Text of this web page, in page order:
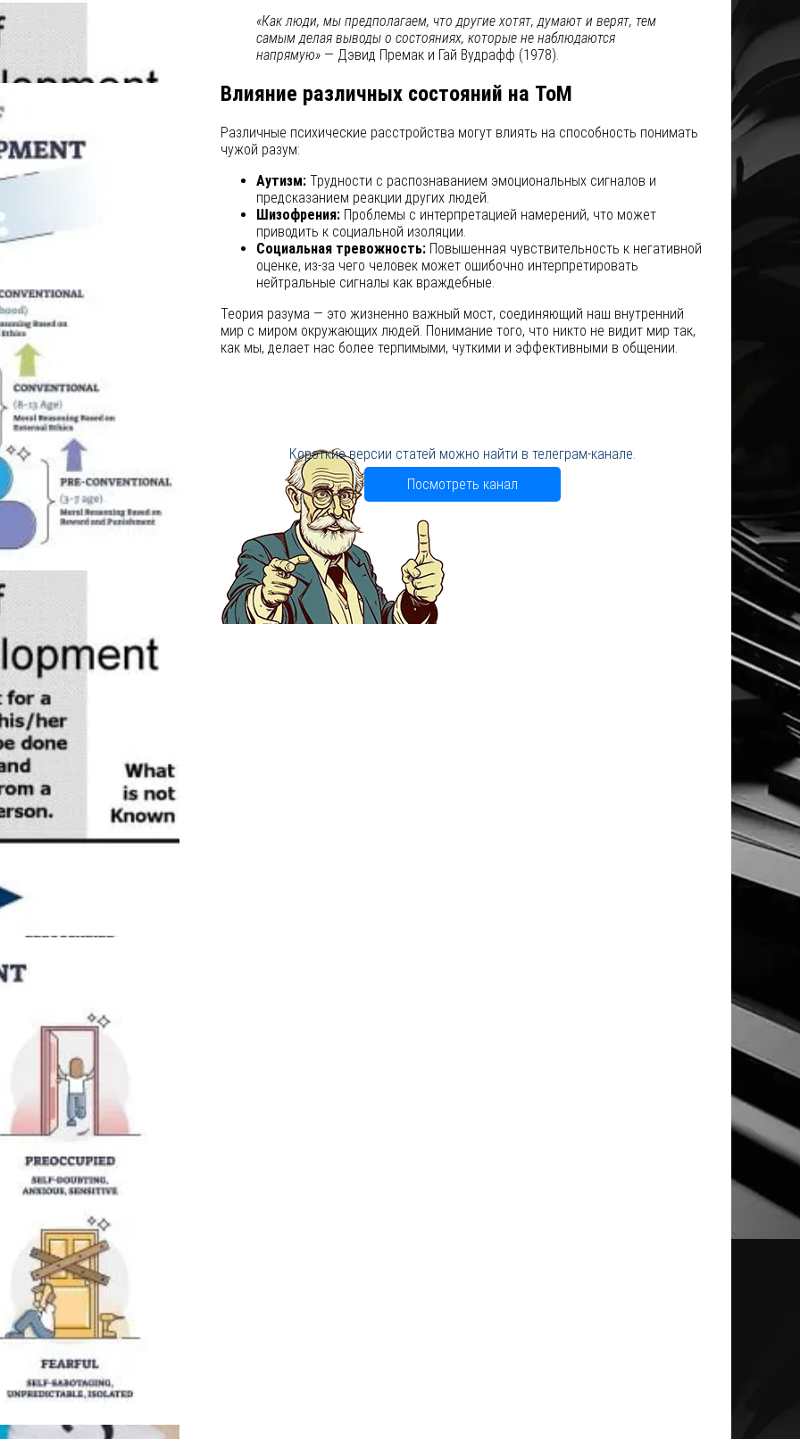
«Как люди, мы предполагаем, что другие хотят, думают и верят, тем
самым делая выводы о состояниях, которые не наблюдаются
напрямую»— Дэвид Премак и Гай Вудрафф (1978).
Влияние различных состояний на ToM
Различные психические расстройства могут влиять на способность понимать
чужой разум:
Аутизм:Трудности с распознаванием эмоциональных сигналов и
предсказанием реакции других людей.
Шизофрения:Проблемы с интерпретацией намерений, что может
приводить к социальной изоляции.
Социальная тревожность:Повышенная чувствительность к негативной
оценке, из-за чего человек может ошибочно интерпретировать
нейтральные сигналы как враждебные.
Теория разума — это жизненно важный мост, соединяющий наш внутренний
мир с миром окружающих людей. Понимание того, что никто не видит мир так,
как мы, делает нас более терпимыми, чуткими и эффективными в общении.
Короткие версии статей можно найти в телеграм-канале.
Посмотреть канал